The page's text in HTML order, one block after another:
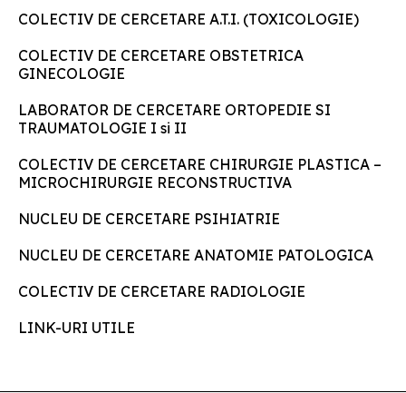
COLECTIV DE CERCETARE A.T.I. (TOXICOLOGIE)
COLECTIV DE CERCETARE OBSTETRICA
GINECOLOGIE
LABORATOR DE CERCETARE ORTOPEDIE SI
TRAUMATOLOGIE I si II
COLECTIV DE CERCETARE CHIRURGIE PLASTICA –
MICROCHIRURGIE RECONSTRUCTIVA
NUCLEU DE CERCETARE PSIHIATRIE
NUCLEU DE CERCETARE ANATOMIE PATOLOGICA
COLECTIV DE CERCETARE RADIOLOGIE
LINK-URI UTILE